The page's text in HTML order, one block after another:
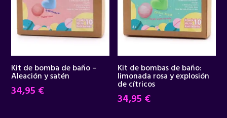
Kit de bomba de baño –
Aleación y satén
34,95 €
Kit de bombas de baño:
limonada rosa y explosión
de cítricos
34,95 €